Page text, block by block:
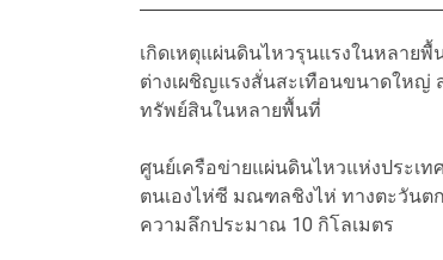
เกิดเหตุแผ่นดินไหวรุนแรงในหลาย
ต่างเผชิญแรงสั่นสะเทือนขนาดใหญ่
ทรัพย์สินในหลายพื้นที่
ศูนย์เครือข่ายแผ่นดินไหวแห่งประเท
ตนเองไห่ซี มณฑลชิงไห่ ทางตะวันตก
ความลึกประมาณ 10 กิโลเมตร